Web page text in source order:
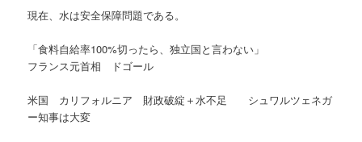
現在、水は安全保障問題である。
「食料自給率100%切ったら、独立国と言わない」
フランス元首相 ドゴール
米国 カリフォルニア 財政破綻＋水不足 シュワルツェネガ
ー知事は大変